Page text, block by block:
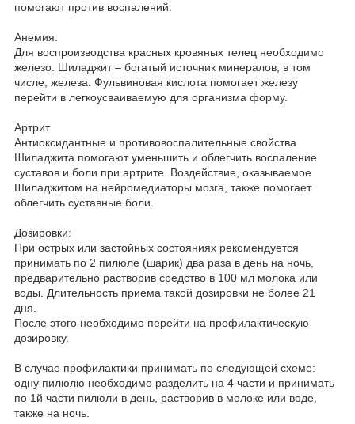
помогают против воспалений.
Анемия.
Для воспроизводства красных кровяных телец необходимо
железо. Шиладжит – богатый источник минералов, в том
числе, железа. Фульвиновая кислота помогает железу
перейти в легкоусваиваемую для организма форму.
Артрит.
Антиоксидантные и противовоспалительные свойства
Шиладжита помогают уменьшить и облегчить воспаление
суставов и боли при артрите. Воздействие, оказываемое
Шиладжитом на нейромедиаторы мозга, также помогает
облегчить суставные боли.
Дозировки:
При острых или застойных состояниях рекомендуется
принимать по 2 пилюле (шарик) два раза в день на ночь,
предварительно растворив средство в 100 мл молока или
воды. Длительность приема такой дозировки не более 21
дня.
После этого необходимо перейти на профилактическую
дозировку.
В случае профилактики принимать по следующей схеме:
одну пилюлю необходимо разделить на 4 части и принимать
по 1й части пилюли в день, растворив в молоке или воде,
также на ночь.